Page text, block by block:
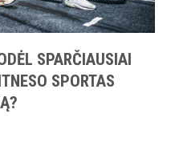
SPARČIAUSIAI
SPORTAS